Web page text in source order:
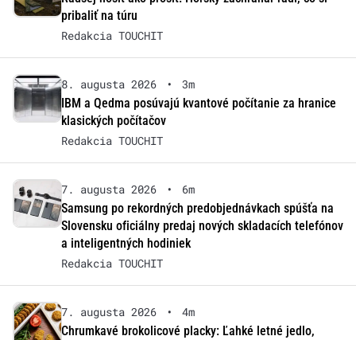
pribaliť na túru
Redakcia TOUCHIT
8. augusta 2026 •
3m
IBM a Qedma posúvajú kvantové počítanie za hranice
klasických počítačov
Redakcia TOUCHIT
7. augusta 2026 •
6m
Samsung po rekordných predobjednávkach spúšťa na
Slovensku oficiálny predaj nových skladacích telefónov
a inteligentných hodiniek
Redakcia TOUCHIT
7. augusta 2026 •
4m
Chrumkavé brokolicové placky: Ľahké letné jedlo,